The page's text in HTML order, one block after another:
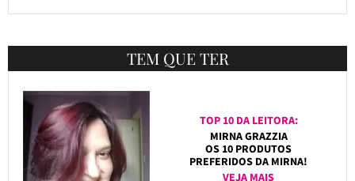
TEM QUE TER
TOP 10 DA LEITORA:
MIRNA GRAZZIA
OS 10 PRODUTOS
PREFERIDOS DA MIRNA!
VEJA MAIS